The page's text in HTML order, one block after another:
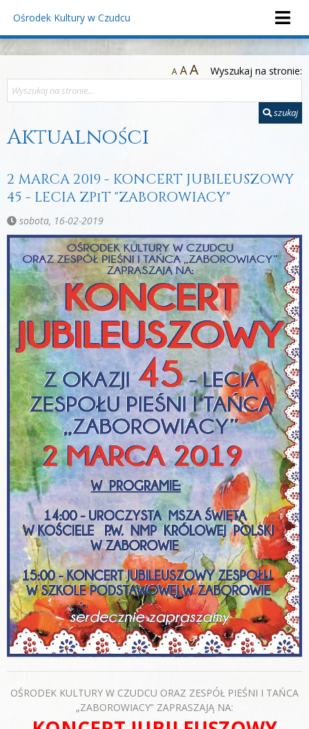
Ośrodek Kultury w Czudcu
A AA Wyszukaj na stronie:
szukaj
Aktualności
2 MARCA 2019 - KONCERT JUBILEUSZOWY
45 - LECIA ZPiT "ZABOROWIACY"
sobota, 16-02-2019
OŚRODEK KULTURY W CZUDCU ORAZ ZESPÓŁ PIEŚNI I TAŃCA
„ZABOROWIACY” ZAPRASZAJĄ NA: